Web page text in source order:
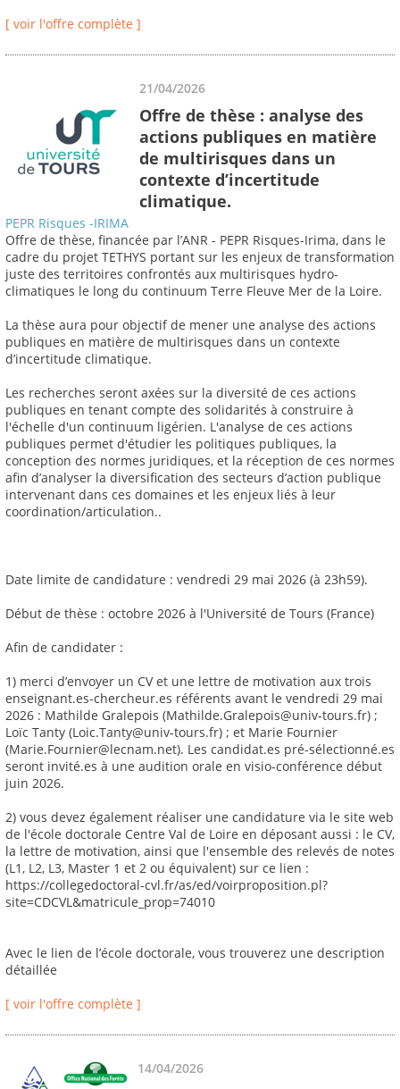
[ voir l'offre complète ]
21/04/2026
Offre de thèse : analyse des
actions publiques en matière
de multirisques dans un
contexte d’incertitude
climatique.
PEPR Risques -IRIMA
Offre de thèse, financée par l’ANR - PEPR Risques-Irima, dans le
cadre du projet TETHYS portant sur les enjeux de transformation
juste des territoires confrontés aux multirisques hydro-
climatiques le long du continuum Terre Fleuve Mer de la Loire.
La thèse aura pour objectif de mener une analyse des actions
publiques en matière de multirisques dans un contexte
d’incertitude climatique.
Les recherches seront axées sur la diversité de ces actions
publiques en tenant compte des solidarités à construire à
l'échelle d'un continuum ligérien. L'analyse de ces actions
publiques permet d'étudier les politiques publiques, la
conception des normes juridiques, et la réception de ces normes
afin d’analyser la diversification des secteurs d’action publique
intervenant dans ces domaines et les enjeux liés à leur
coordination/articulation..
Date limite de candidature : vendredi 29 mai 2026 (à 23h59).
Début de thèse : octobre 2026 à l'Université de Tours (France)
Afin de candidater :
1) merci d’envoyer un CV et une lettre de motivation aux trois
enseignant.es-chercheur.es référents avant le vendredi 29 mai
2026 : Mathilde Gralepois (Mathilde.Gralepois@univ-tours.fr) ;
Loïc Tanty (Loic.Tanty@univ-tours.fr) ; et Marie Fournier
(Marie.Fournier@lecnam.net). Les candidat.es pré-sélectionné.es
seront invité.es à une audition orale en visio-conférence début
juin 2026.
2) vous devez également réaliser une candidature via le site web
de l'école doctorale Centre Val de Loire en déposant aussi : le CV,
la lettre de motivation, ainsi que l'ensemble des relevés de notes
(L1, L2, L3, Master 1 et 2 ou équivalent) sur ce lien :
https://collegedoctoral-cvl.fr/as/ed/voirproposition.pl?
site=CDCVL&matricule_prop=74010
Avec le lien de l’école doctorale, vous trouverez une description
détaillée
[ voir l'offre complète ]
14/04/2026